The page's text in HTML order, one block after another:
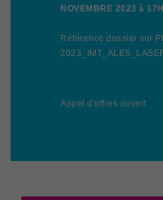
NOVEMBRE 2023 à
Référence dossier sur
Appel d'offres ouvert